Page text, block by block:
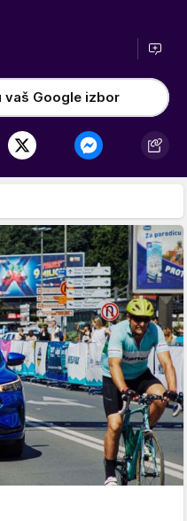
vaš Google izbor